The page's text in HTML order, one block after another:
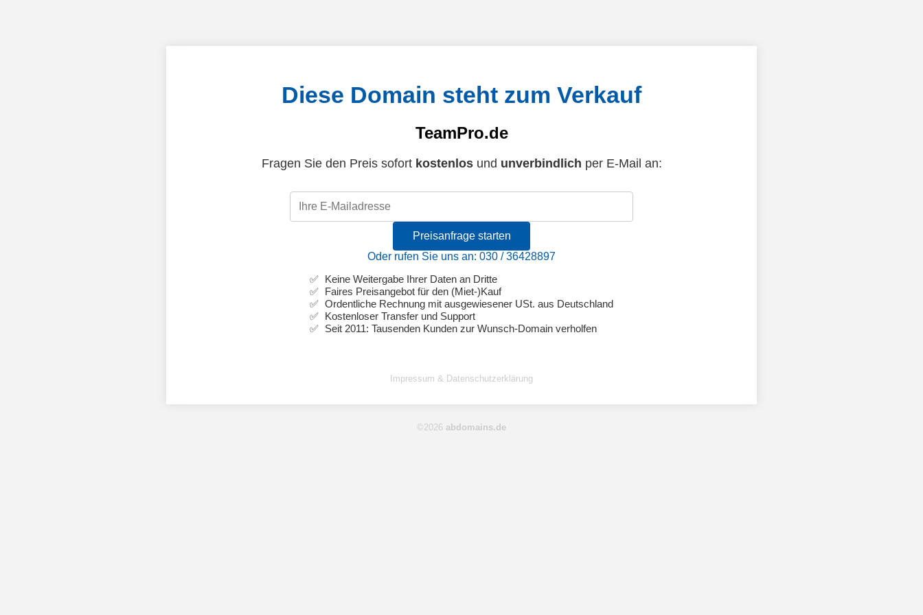
Diese Domain steht zum Verkauf
TeamPro.de
Fragen Sie den Preis sofort kostenlosund unverbindlich per E-Mail an:
Preisanfrage starten
Oder rufen Sie uns an: 030 / 36428897
Keine Weitergabe Ihrer Daten an Dritte
Faires Preisangebot für den (Miet-)Kauf
Ordentliche Rechnung mit ausgewiesener USt. aus Deutschland
Kostenloser Transfer und Support
Seit 2011: Tausenden Kunden zur Wunsch-Domain verholfen
Impressum & Datenschutzerklärung
©2026 abdomains.de